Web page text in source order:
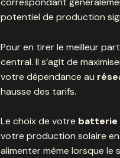
potentiel de production
Pour en tirer le meilleur
central. Il s’agit de
votre dépendance au
hausse des tarifs.
Le choix de votre batterie
votre production solaire
alimenter même lorsque le